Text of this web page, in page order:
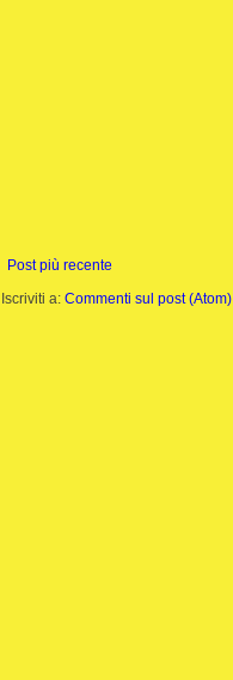
Post più recente
Iscriviti a: Commenti sul post (Atom)